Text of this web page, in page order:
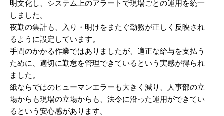
明文化し、システム上のアラートで現場ごとの運用を統一
しました。
夜勤の集計も、入り・明けをまたぐ勤務が正しく反映され
るように設定しています。
手間のかかる作業ではありましたが、適正な給与を支払う
ために、適切に勤怠を管理できているという実感が得られ
ました。
紙ならではのヒューマンエラーも大きく減り、人事部の立
場からも現場の立場からも、法令に沿った運用ができてい
るという安心感があります。